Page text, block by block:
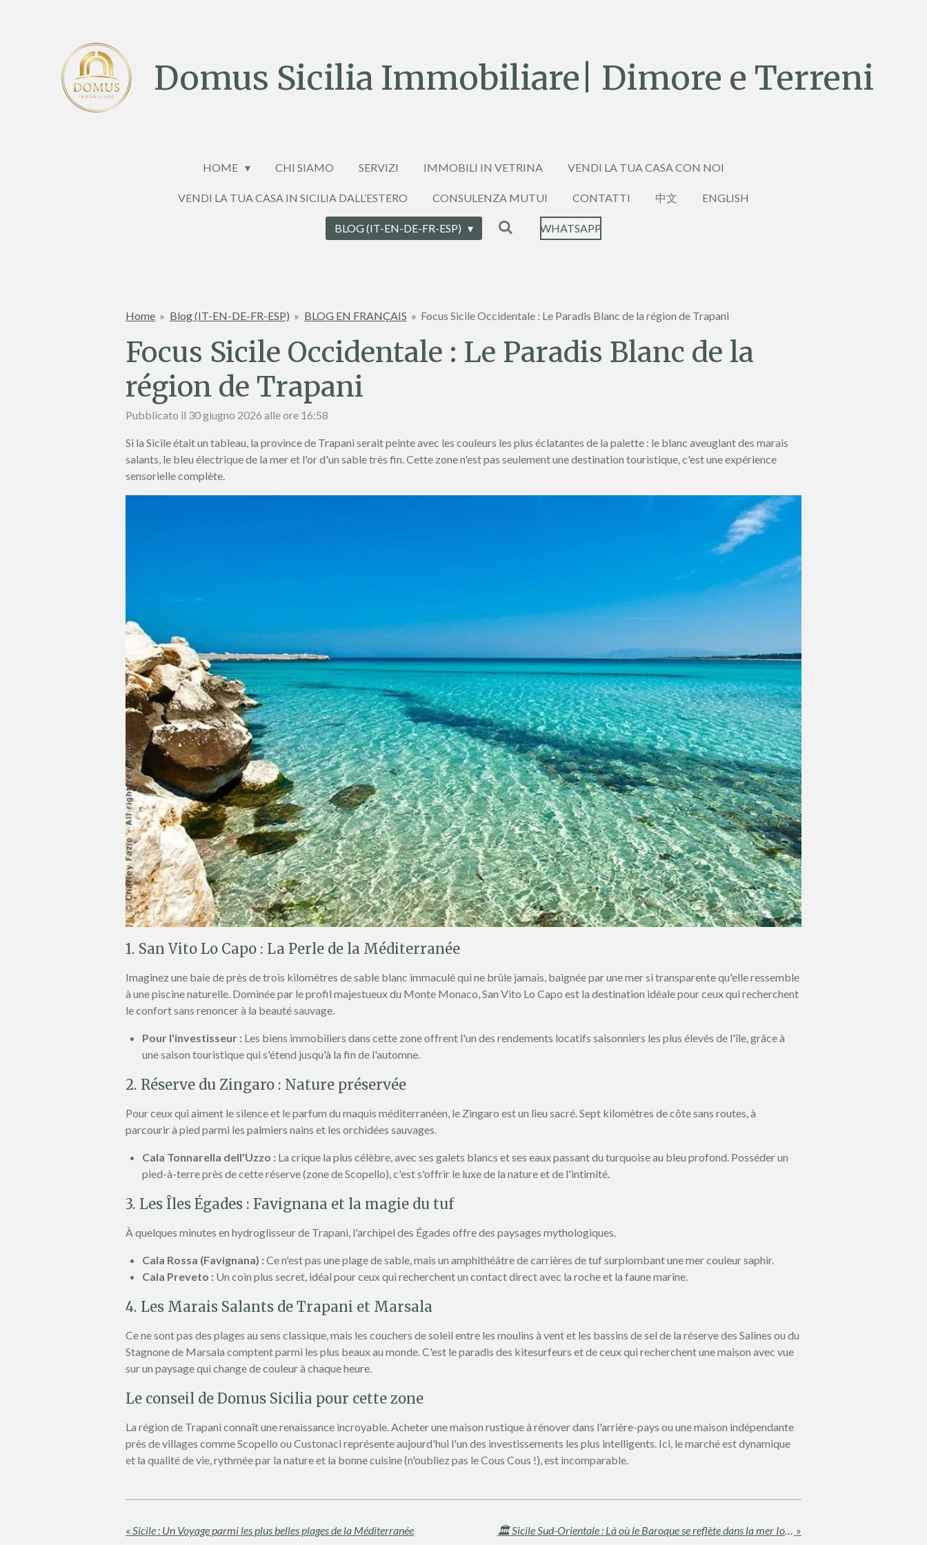
Domus Sicilia Immobiliare| Dimore e Terreni
HOME CHI SIAMO SERVIZI IMMOBILI IN VETRINA VENDI LA TUA CASA CON NOI
VENDI LA TUA CASA IN SICILIA DALL’ESTERO CONSULENZA MUTUI CONTATTI 中文 ENGLISH
BLOG (IT-EN-DE-FR-ESP) WHATSAPP
Home » Blog (IT-EN-DE-FR-ESP) » BLOG EN FRANÇAIS » Focus Sicile Occidentale : Le Paradis Blanc de la région de Trapani
Focus Sicile Occidentale : Le Paradis Blanc de la
région de Trapani
Pubblicato il 30 giugno 2026 alle ore 16:58
Si la Sicile était un tableau, la province de Trapani serait peinte avec les couleurs les plus éclatantes de la palette : le blanc aveuglant des marais
salants, le bleu électrique de la mer et l'or d'un sable très fin. Cette zone n'est pas seulement une destination touristique, c'est une expérience
sensorielle complète.
1. San Vito Lo Capo : La Perle de la Méditerranée
Imaginez une baie de près de trois kilomètres de sable blanc immaculé qui ne brûle jamais, baignée par une mer si transparente qu'elle ressemble
à une piscine naturelle. Dominée par le profil majestueux du Monte Monaco, San Vito Lo Capo est la destination idéale pour ceux qui recherchent
le confort sans renoncer à la beauté sauvage.
Pour l'investisseur : Les biens immobiliers dans cette zone offrent l'un des rendements locatifs saisonniers les plus élevés de l'île, grâce à
une saison touristique qui s'étend jusqu'à la fin de l'automne.
2. Réserve du Zingaro : Nature préservée
Pour ceux qui aiment le silence et le parfum du maquis méditerranéen, le Zingaro est un lieu sacré. Sept kilomètres de côte sans routes, à
parcourir à pied parmi les palmiers nains et les orchidées sauvages.
Cala Tonnarella dell'Uzzo : La crique la plus célèbre, avec ses galets blancs et ses eaux passant du turquoise au bleu profond. Posséder un
pied-à-terre près de cette réserve (zone de Scopello), c'est s'offrir le luxe de la nature et de l'intimité.
3. Les Îles Égades : Favignana et la magie du tuf
À quelques minutes en hydroglisseur de Trapani, l'archipel des Égades offre des paysages mythologiques.
Cala Rossa (Favignana) :Ce n'est pas une plage de sable, mais un amphithéâtre de carrières de tuf surplombant une mer couleur saphir.
Cala Preveto : Un coin plus secret, idéal pour ceux qui recherchent un contact direct avec la roche et la faune marine.
4. Les Marais Salants de Trapani et Marsala
Ce ne sont pas des plages au sens classique, mais les couchers de soleil entre les moulins à vent et les bassins de sel de la réserve des Salines ou du
Stagnone de Marsala comptent parmi les plus beaux au monde. C'est le paradis des kitesurfeurs et de ceux qui recherchent une maison avec vue
sur un paysage qui change de couleur à chaque heure.
Le conseil de Domus Sicilia pour cette zone
La région de Trapani connaît une renaissance incroyable. Acheter une maison rustique à rénover dans l'arrière-pays ou une maison indépendante
près de villages comme Scopello ou Custonaci représente aujourd'hui l'un des investissements les plus intelligents. Ici, le marché est dynamique
et la qualité de vie, rythmée par la nature et la bonne cuisine (n'oubliez pas le Cous Cous !), est incomparable.
« Sicile : Un Voyage parmi les plus belles plages de la Méditerranée »